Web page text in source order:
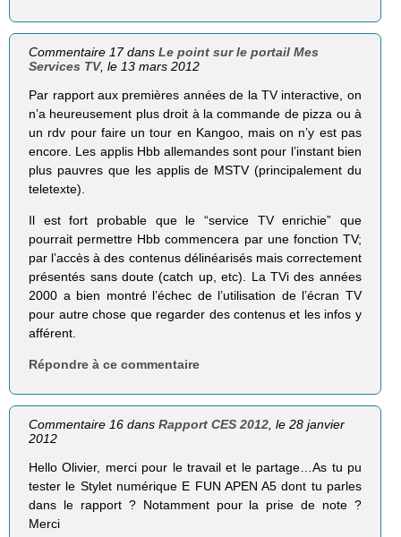
Commentaire 17 dansLe point sur le portail Mes
Services TV, le 13 mars 2012
Par rapport aux premières années de la TV interactive, on
n’a heureusement plus droit à la commande de pizza ou à
un rdv pour faire un tour en Kangoo, mais on n’y est pas
encore. Les applis Hbb allemandes sont pour l’instant bien
plus pauvres que les applis de MSTV (principalement du
teletexte).
Il est fort probable que le “service TV enrichie” que
pourrait permettre Hbb commencera par une fonction TV;
par l’accès à des contenus délinéarisés mais correctement
présentés sans doute (catch up, etc). La TVi des années
2000 a bien montré l’échec de l’utilisation de l’écran TV
pour autre chose que regarder des contenus et les infos y
afférent.
Répondre à ce commentaire
Commentaire 16 dansRapport CES 2012 , le 28 janvier
2012
Hello Olivier, merci pour le travail et le partage…As tu pu
tester le Stylet numérique E FUN APEN A5 dont tu parles
dans le rapport ? Notamment pour la prise de note ?
Merci